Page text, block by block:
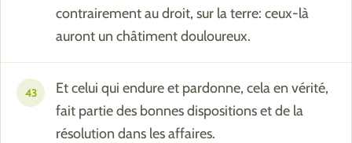
contrairement au droit, sur la terre: ceux-là
auront un châtiment douloureux.
43
Et celui qui endure et pardonne, cela en vérité,
fait partie des bonnes dispositions et de la
résolution dans les affaires.